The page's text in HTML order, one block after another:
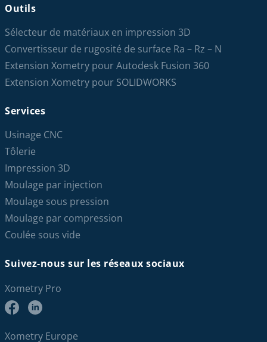
Outils
Sélecteur de matériaux en impression 3D
Convertisseur de rugosité de surface Ra – Rz – N
Extension Xometry pour Autodesk Fusion 360
Extension Xometry pour SOLIDWORKS
Services
Usinage CNC
Tôlerie
Impression 3D
Moulage par injection
Moulage sous pression
Moulage par compression
Coulée sous vide
Suivez-nous sur les réseaux sociaux
Xometry Pro
Xometry Europe